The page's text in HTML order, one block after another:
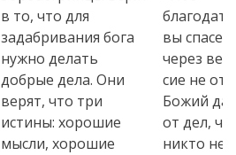
в то, что для
задабривания бога
нужно делать
добрые дела. Они
верят, что три
истины: хорошие
мысли, хорошие
вы
через
сие не от
Божий
от дел,
никто не